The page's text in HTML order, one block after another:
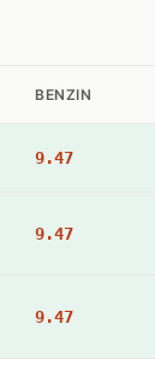
BENZIN
9.47
9.47
9.47